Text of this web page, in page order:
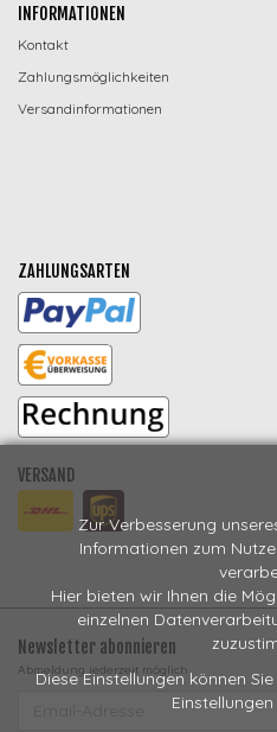
Zur Verbesserung
Informationen zum
Hier bieten wir Ihnen die
einzelnen
Diese Einstellungen können
INFORMATIONEN
Kontakt
Zahlungsmöglichkeiten
Versandinformationen
ZAHLUNGSARTEN
VERSAND
Newsletter abonnieren
Abmeldung jederzeit möglich